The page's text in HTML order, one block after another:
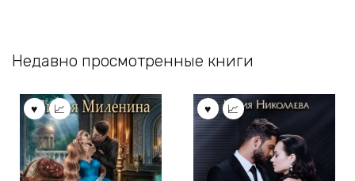
Недавно просмотренные книги